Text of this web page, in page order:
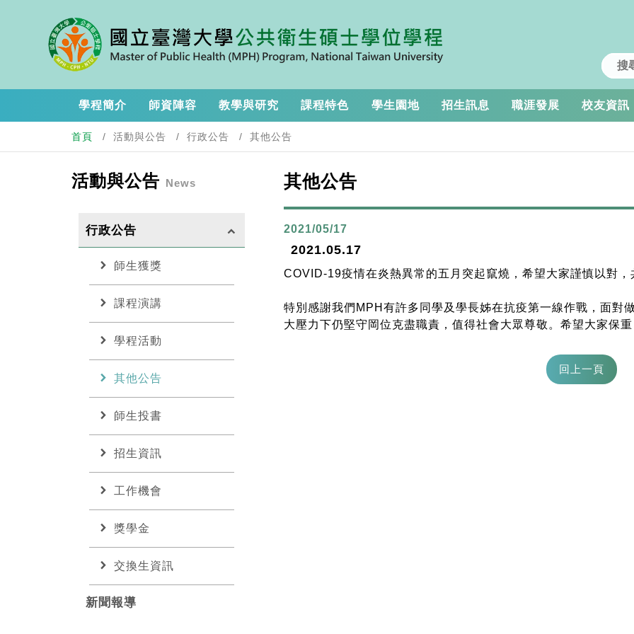
學程簡介 師資陣容 教學與研究 課程特色 學生園地 招生訊息 職涯發展 校友資訊
首頁 活動與公告 行政公告 其他公告
活動與公告 News
行政公告 keyboard_arrow_up
chevron_right 師生獲獎
chevron_right 課程演講
chevron_right 學程活動
chevron_right 其他公告
chevron_right 師生投書
chevron_right 招生資訊
chevron_right 工作機會
chevron_right 獎學金
chevron_right 交換生資訊
新聞報導
其他公告
2021/05/17
2021.05.17
COVID-19疫情在炎熱異常的五月突起竄燒，希望大家謹慎以對
特別感謝我們MPH有許多同學及學長姊在抗疫第一線作戰，面對
大壓力下仍堅守岡位克盡職責，值得社會大眾尊敬。希望大家保